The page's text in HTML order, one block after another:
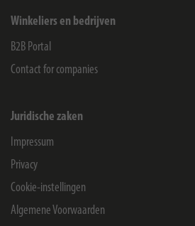
Winkeliers en bedrijven
B2B Portal
Contact for companies
Juridische zaken
Impressum
Privacy
Cookie-instellingen
Algemene Voorwaarden